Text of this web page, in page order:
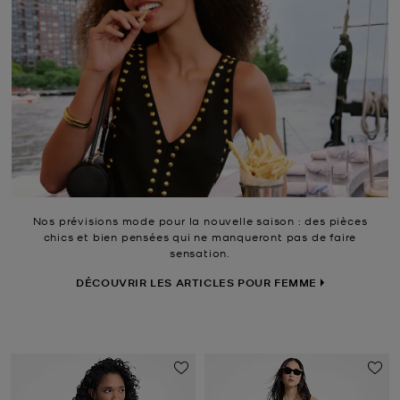
Nos prévisions mode pour la nouvelle saison : des pièces
chics et bien pensées qui ne manqueront pas de faire
sensation.
DÉCOUVRIR LES ARTICLES POUR FEMME